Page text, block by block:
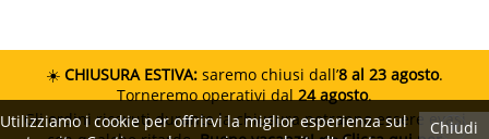
Chiudi
Utilizziamo i cookie per offrirvi la miglior esperienza sul
☀️ CHIUSURA ESTIVA: saremo chiusi dall’8 al 23 agosto.
Torneremo operativi dal24 agosto.
Gli ordini ricevuti durante la chiusura potranno essere evasi